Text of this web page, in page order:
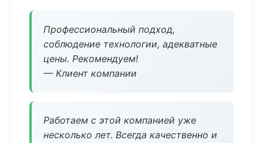
Профессиональный подход,
соблюдение технологии, адекватные
цены. Рекомендуем!
— Клиент компании
Работаем с этой компанией уже
несколько лет. Всегда качественно и